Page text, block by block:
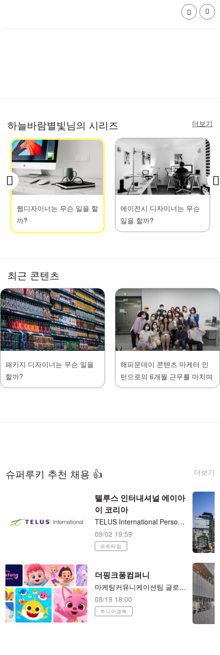
더보기
하늘바람별빛님의 시리즈
웹디자이너는 무슨 일을 할
까?
에이전시 디자이너는 무슨
일을 할까?
최근 콘텐츠
패키지 디자이너는 무슨 일을
할까?
해피문데이 콘텐츠 마케터 인
턴으로의 6개월 근무를 마치며
더보기
슈퍼루키 추천 채용 👍
텔루스 인터내셔널 에이아
이 코리아
TELUS International Personalized Internet Ads Assessor 재택근무 (시간당/15달러)
09/02 19:59
파트타임
더핑크퐁컴퍼니
마케팅커뮤니케이션팀 글로벌 커뮤니케이션 매니저(PR)
08/19 18:00
주니어경력